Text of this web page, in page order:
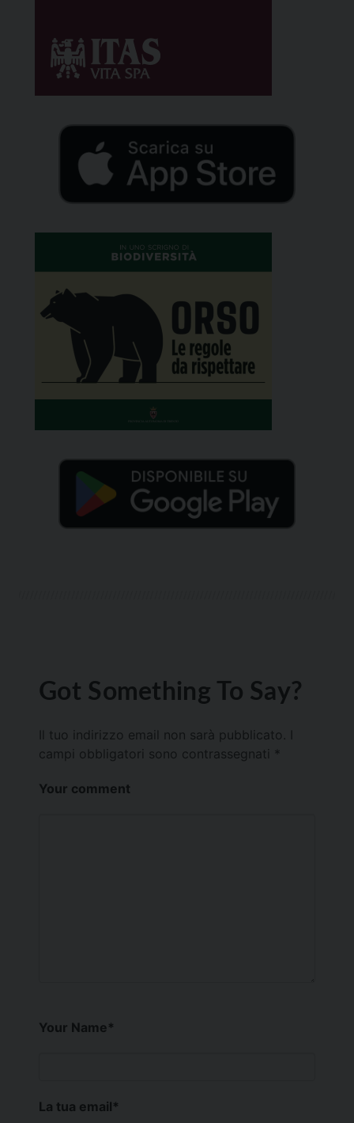
Got Something To Say?
Il tuo indirizzo email non sarà pubblicato.
campi obbligatori sono contrassegnati *
Your comment
Your Name*
La tua email*